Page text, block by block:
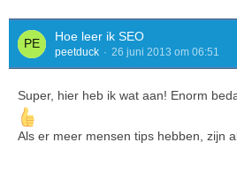
Hoe leer ik SEO
peetduck 26 juni 2013 om 06:51
Super, hier heb ik wat aan! Enorm
Als er meer mensen tips hebben, zijn